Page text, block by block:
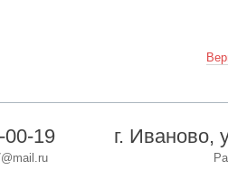
00-19 г. Иваново,